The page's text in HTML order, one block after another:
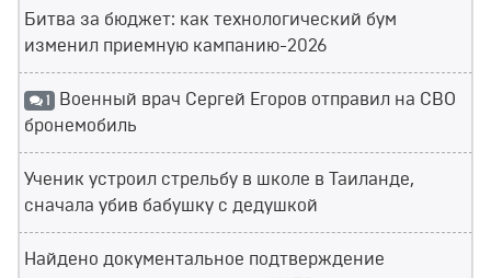
Битва за бюджет: как технологический бум
изменил приемную кампанию-2026
1 Военный врач Сергей Егоров отправил на СВО
бронемобиль
Ученик устроил стрельбу в школе в Таиланде,
сначала убив бабушку с дедушкой
Найдено документальное подтверждение